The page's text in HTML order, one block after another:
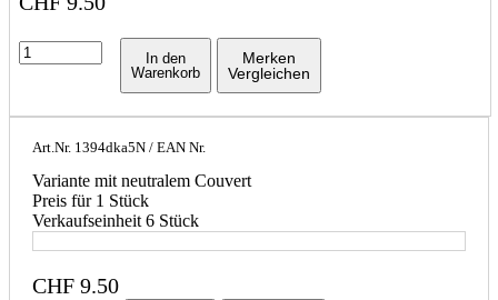
In den
Warenkorb
Merken
Vergleichen
Art.Nr. 1394dka5N / EAN Nr.
Variante mit neutralem Couvert
Preis für 1 Stück
Verkaufseinheit 6 Stück
CHF 9.50